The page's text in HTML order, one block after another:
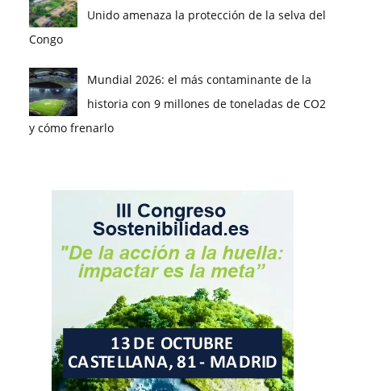
Unido amenaza la protección de la selva del
Congo
Mundial 2026: el más contaminante de la
historia con 9 millones de toneladas de CO2
y cómo frenarlo